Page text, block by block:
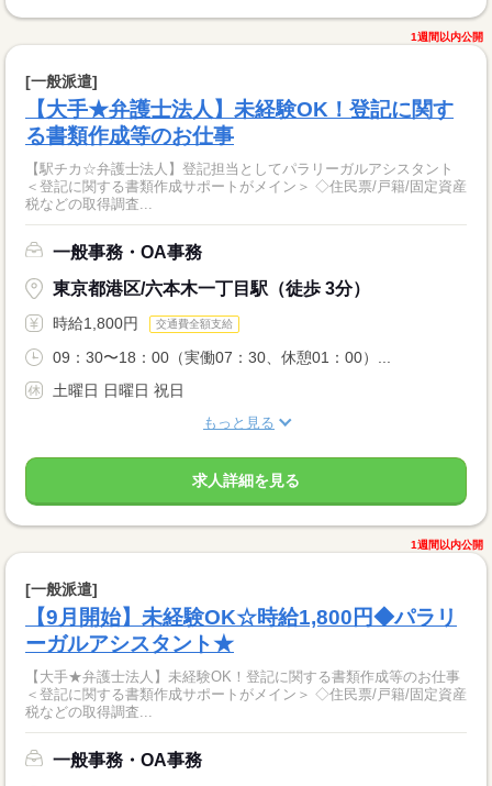
1週間以内公開
[一般派遣]
【大手★弁護士法人】未経験OK！登記に関す
る書類作成等のお仕事
【駅チカ☆弁護士法人】登記担当としてパラリーガルアシスタント
＜登記に関する書類作成サポートがメイン＞ ◇住民票/戸籍/固定資産
税などの取得調査...
一般事務・OA事務
東京都港区/六本木一丁目駅（徒歩 3分）
時給1,800円 交通費全額支給
09：30〜18：00（実働07：30、休憩01：00）...
土曜日 日曜日 祝日
もっと見る
求人詳細を見る
1週間以内公開
[一般派遣]
【9月開始】未経験OK☆時給1,800円◆パラリ
ーガルアシスタント★
【大手★弁護士法人】未経験OK！登記に関する書類作成等のお仕事
＜登記に関する書類作成サポートがメイン＞ ◇住民票/戸籍/固定資産
税などの取得調査...
一般事務・OA事務